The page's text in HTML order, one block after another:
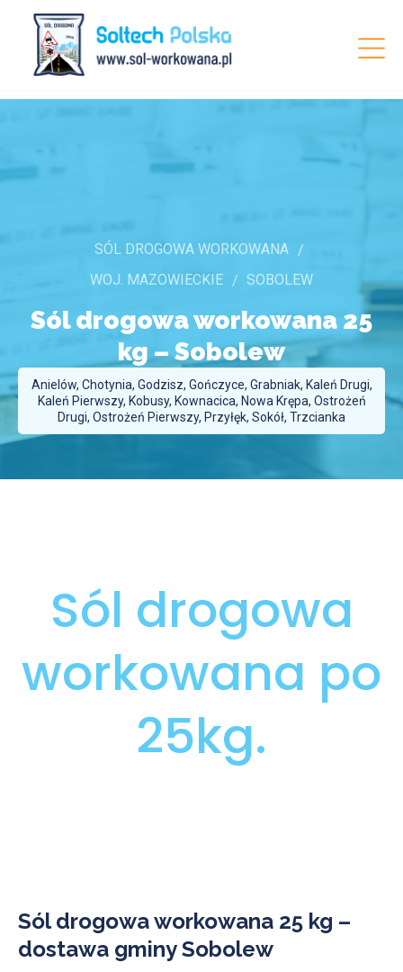
SÓL DROGOWA WORKOWANA
WOJ. MAZOWIECKIE
SOBOLEW
Sól drogowa workowana 25
kg –Sobolew
Anielów, Chotynia, Godzisz, Gończyce, Grabniak, Kaleń Drugi,
Kaleń Pierwszy, Kobusy, Kownacica, Nowa Krępa, Ostrożeń
Drugi, Ostrożeń Pierwszy, Przyłęk, Sokół, Trzcianka
Sól drogowa
workowana po
25kg.
Sól drogowa workowana 25 kg –
dostawa gminy Sobolew